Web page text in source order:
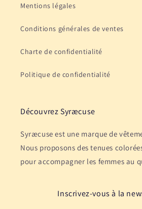
Mentions légales
Conditions générales de ventes
Charte de confidentialité
Politique de confidentialité
Découvrez Syræcuse
Syræcuse est une marque de
Nous proposons des tenues
pour accompagner les femmes au
Inscrivez-vous à la